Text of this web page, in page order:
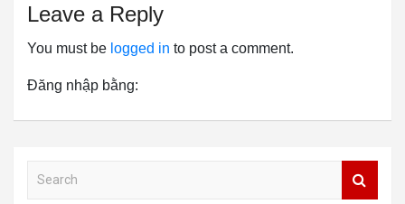
Leave a Reply
You must be logged in to post a comment.
Đăng nhập bằng: